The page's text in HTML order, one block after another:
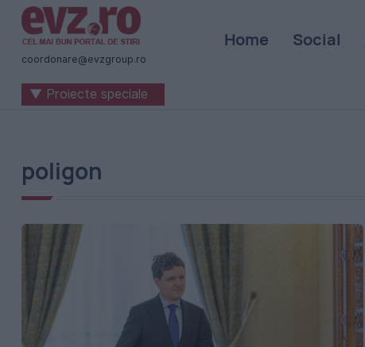
Știri
naționale
internaționale
România
-
coordonare@evzgroup.ro
Home Social
▼ Proiecte speciale
poligon